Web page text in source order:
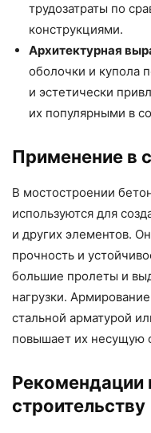
трудозатраты по
конструкциями.
Архитектурная
оболочки и купола
и эстетически
их популярными в
Применение в
В мостостроении
используются для
и других элементов.
прочность и
большие пролеты и
нагрузки.
стальной арматурой
повышает их несущую
Рекомендации
строительству